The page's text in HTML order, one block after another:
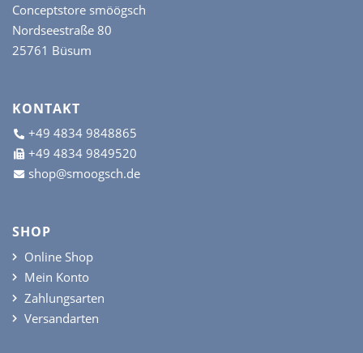
Conceptstore smöögsch
Nordseestraße 80
25761 Büsum
KONTAKT
+49 4834 9848865
+49 4834 9849520
shop@smoogsch.de
SHOP
Online Shop
Mein Konto
Zahlungsarten
Versandarten